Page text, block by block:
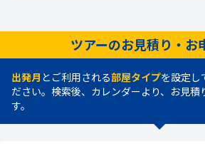
ツアーのお見積り・お
出発月 とご利用される部屋タイプを設定し
ださい。検索後、カレンダーより、お見積
す。